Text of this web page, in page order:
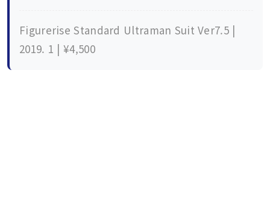
Figurerise Standard Ultraman Suit Ver7.5 |
2019. 1 | ¥4,500